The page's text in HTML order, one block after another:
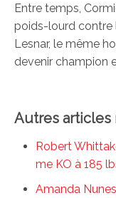
Entre temps,
poids-lourd contre
Lesnar, le même
devenir champion
Autres articles
Robert
me KO à 185
Amanda